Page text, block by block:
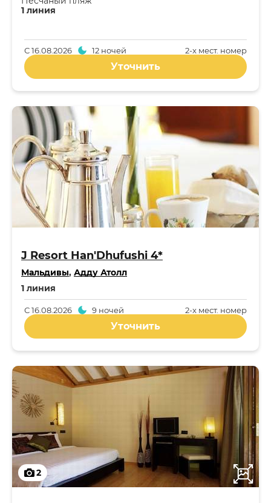
1 линия
2-x мест. номер
С16.08.2026 12 ночей
Уточнить
J Resort Han'Dhufushi 4*
Мальдивы, Адду Атолл
1 линия
2-x мест. номер
С16.08.2026 9 ночей
Уточнить
2